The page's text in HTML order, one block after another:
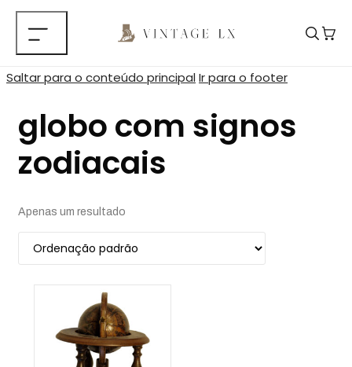
Saltar para o conteúdo principalIr para o footer
globo com signos
zodiacais
Apenas um resultado